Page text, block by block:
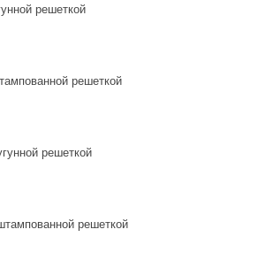
решеткой
решеткой
решеткой
решеткой